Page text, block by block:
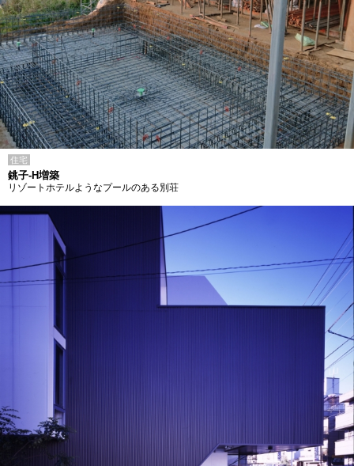
住宅
銚子-H増築
リゾートホテルようなプールのある別荘